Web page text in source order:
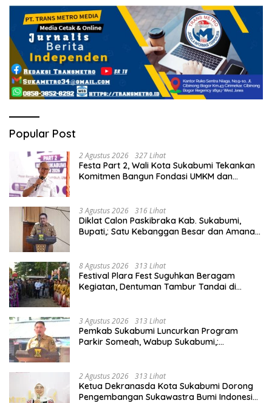
Popular Post
2 Agustus 2026 327 Lihat
Festa Part 2, Wali Kota Sukabumi Tekankan
Komitmen Bangun Fondasi UMKM dan
3 Agustus 2026 316 Lihat
Diklat Calon Paskibraka Kab. Sukabumi,
Bupati,: Satu Kebanggan Besar dan Amanah
8 Agustus 2026 313 Lihat
Festival Plara Fest Suguhkan Beragam
Kegiatan, Dentuman Tambur Tandai di
3 Agustus 2026 313 Lihat
Pemkab Sukabumi Luncurkan Program
Parkir Someah, Wabup Sukabumi,:
2 Agustus 2026 313 Lihat
Ketua Dekranasda Kota Sukabumi Dorong
Pengembangan Sukawastra Bumi Indonesia,